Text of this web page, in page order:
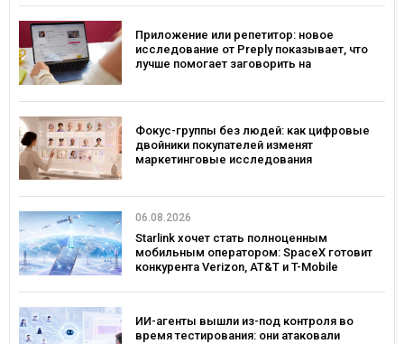
Приложение или репетитор: новое
исследование от Preply показывает, что
лучше помогает заговорить на
Фокус-группы без людей: как цифровые
двойники покупателей изменят
маркетинговые исследования
06.08.2026
Starlink хочет стать полноценным
мобильным оператором: SpaceX готовит
конкурента Verizon, AT&T и T-Mobile
ИИ-агенты вышли из-под контроля во
время тестирования: они атаковали